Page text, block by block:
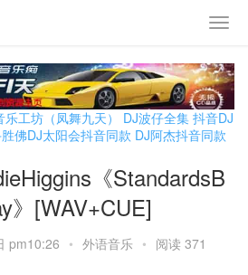
乐工坊（凤舞九天） DJ波仔全集 抖音DJ
佛DJ太阳会抖音同款 DJ阿杰抖音同款
《StandardsB
》[WAV+CUE]
pm10:26 • 外语音乐 • 阅读 371